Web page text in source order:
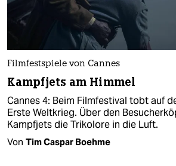
Filmfestspiele von Cannes
Kampfjets am Himmel
Cannes 4: Beim Filmfestival tobt auf
Erste Weltkrieg. Über den
Kampfjets die Trikolore in die Luft.
Von Tim Caspar Boehme